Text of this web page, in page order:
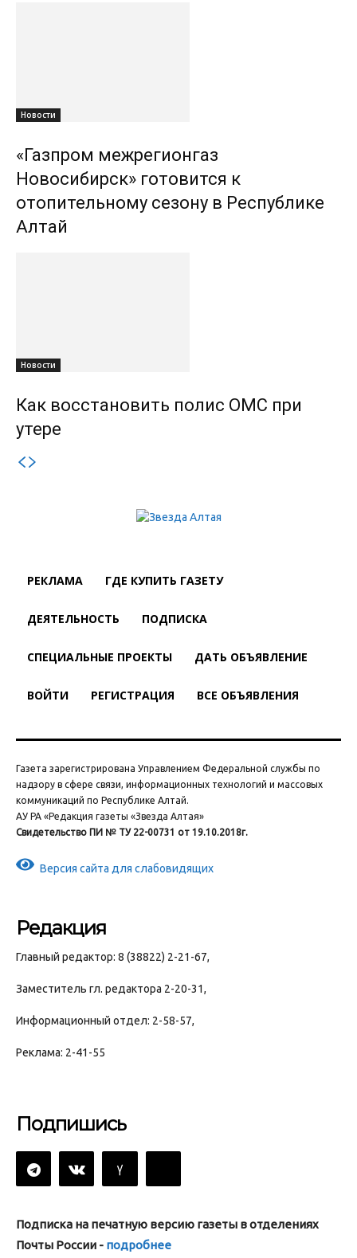
Новости
«Газпром межрегионгаз
Новосибирск» готовится к
отопительному сезону в Республике
Алтай
Новости
Как восстановить полис ОМС при
утере
РЕКЛАМА ГДЕ КУПИТЬ ГАЗЕТУ
ДЕЯТЕЛЬНОСТЬ ПОДПИСКА
СПЕЦИАЛЬНЫЕ ПРОЕКТЫ ДАТЬ ОБЪЯВЛЕНИЕ
ВОЙТИ РЕГИСТРАЦИЯ ВСЕ ОБЪЯВЛЕНИЯ
Газета зарегистрирована Управлением Федеральной службы по
надзору в сфере связи, информационных технологий и массовых
коммуникаций по Республике Алтай.
АУ РА «Редакция газеты «Звезда Алтая»
Свидетельство ПИ № ТУ 22-00731 от 19.10.2018г.
Версия сайта для слабовидящих
Редакция
Главный редактор: 8 (38822) 2-21-67,
Заместитель гл. редактора 2-20-31,
Информационный отдел: 2-58-57,
Реклама: 2-41-55
Подпишись
Подписка на печатную версию газеты в отделениях
Почты России - подробнее